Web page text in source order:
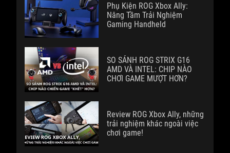
Phụ Kiện ROG Xbox Ally:
Nâng Tầm Trải Nghiệm
Gaming Handheld
SO SÁNH ROG STRIX G16
AMD VÀ INTEL: CHIP NÀO
CHƠI GAME MƯỢT HƠN?
Review ROG Xbox Ally, những
trải nghiệm khác ngoài việc
chơi game!